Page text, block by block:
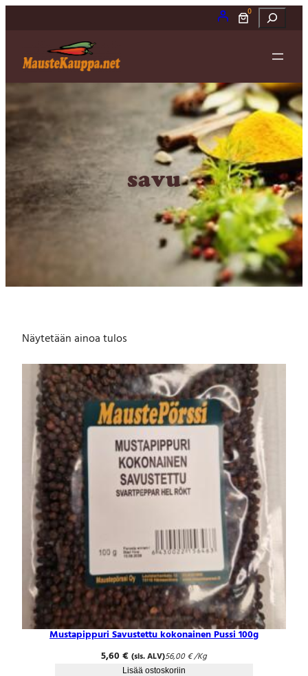
0 Etsi
savu
Näytetään ainoa tulos
Mustapippuri Savustettu kokonainen Pussi 100g
5,60€ (sis. ALV)56,00€/Kg
Lisää ostoskoriin